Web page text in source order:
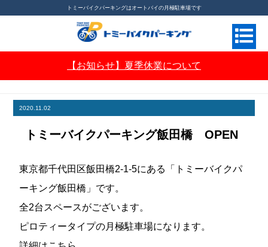
トミーバイクパーキングはオートバイの月極駐車場です
【お知らせ】夏季休業について
月極バイク駐車場ならトミーバイクパーキング>お知らせ>トミーバイクパーキング飯田橋
OPEN
2020.11.02
トミーバイクパーキング飯田橋 OPEN
東京都千代田区飯田橋2-1-5にある「トミーバイクパ
ーキング飯田橋」です。
全2台スペースがございます。
ピロティータイプの月極駐車場になります。